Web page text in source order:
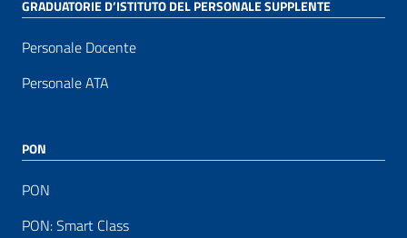
GRADUATORIE D’ISTITUTO DEL PERSONALE SUPPLENTE
Personale Docente
Personale ATA
PON
PON
PON: Smart Class